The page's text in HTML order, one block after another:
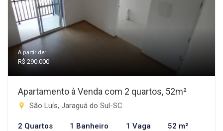
A partir de:
R$ 290.000
Apartamento à Venda com 2 quartos, 52m²
São Luís, Jaraguá do Sul-SC
2 Quartos 1 Banheiro 1 Vaga 52 m²